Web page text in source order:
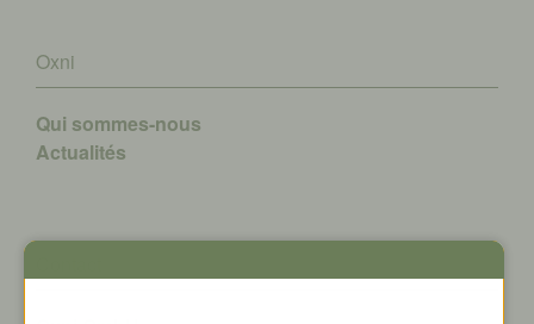
Oxni
Qui sommes-nous
Actualités